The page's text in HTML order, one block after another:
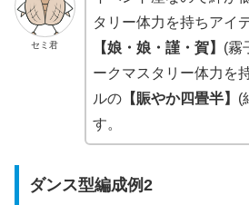
セミ君
タリー体力を持ちアイ
【娘・娘・謹・賀】 (霧
ークマスタリー体力を
ルの【賑やか四畳半】 (
す。
ダンス型編成例2